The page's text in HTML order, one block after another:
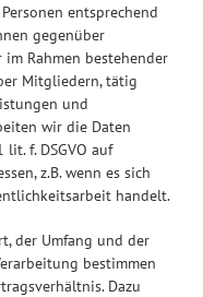
entsprechend
gegenüber
Rahmen bestehender
Mitgliedern, tätig
und
wir die Daten
lit. f. DSGVO auf
z.B. wenn es sich
handelt.
der Umfang und der
bestimmen
Dazu